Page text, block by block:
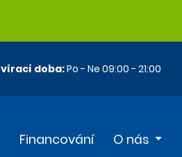
doba:Po - Ne 09:00 - 21:00
Financování O nás